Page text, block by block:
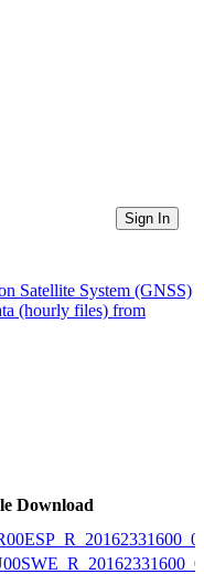
Sign In
Satellite System (GNSS)
(hourly files) from
Download